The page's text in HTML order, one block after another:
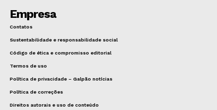
Empresa
Contatos
Sustentabilidade e responsabilidade social
Código de ética e compromisso editorial
Termos de uso
Política de privacidade – Galpão notícias
Política de correções
Direitos autorais e uso de conteúdo